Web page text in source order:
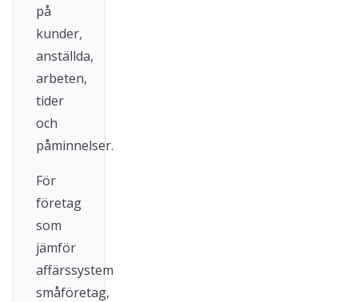
på
kunder,
anställda,
arbeten,
tider
och
påminnelser.
För
företag
som
jämför
affärssystem
småföretag,